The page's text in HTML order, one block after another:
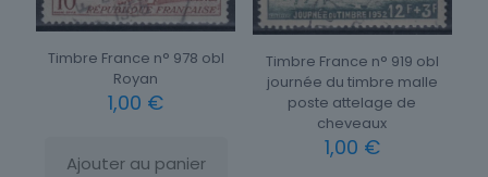
Timbre France n° 978 obl
Royan
1,00 €
Ajouter au panier
Timbre France n° 919 obl
journée du timbre malle
poste attelage de
cheveaux
1,00 €